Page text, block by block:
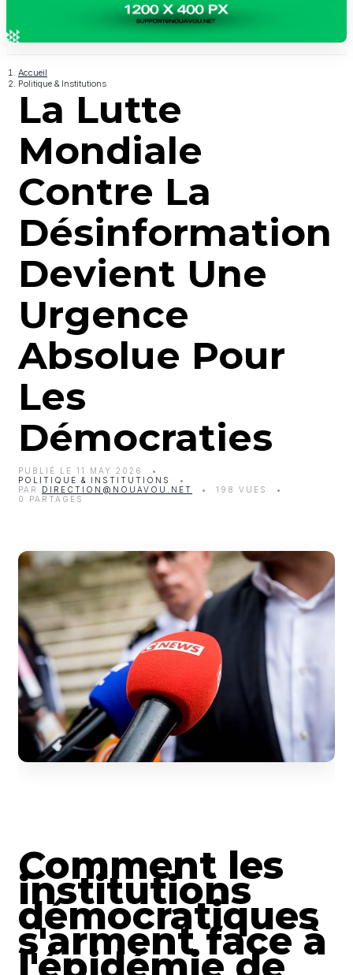
Accueil
Politique & Institutions
La Lutte
Mondiale
Contre La
Désinformation
Devient Une
Urgence
Absolue Pour
Les
Démocraties
PUBLIÉ LE 11 MAY 2026
POLITIQUE & INSTITUTIONS
PAR DIRECTION@NOUAVOU.NET
198 VUES
0 PARTAGES
Comment les
institutions
démocratiques
s'arment face à